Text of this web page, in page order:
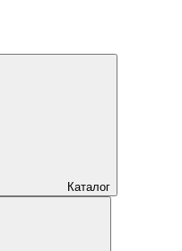
Каталог